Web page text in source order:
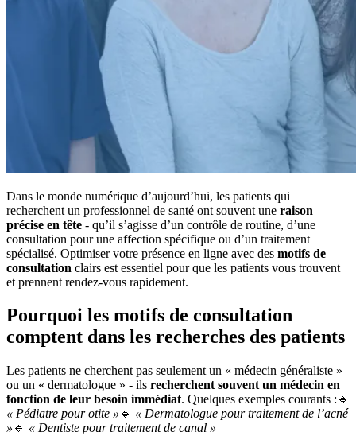
Dans le monde numérique d’aujourd’hui, les patients qui
recherchent un professionnel de santé ont souvent une raison
précise en tête - qu’il s’agisse d’un contrôle de routine, d’une
consultation pour une affection spécifique ou d’un traitement
spécialisé. Optimiser votre présence en ligne avec des motifs de
consultation clairs est essentiel pour que les patients vous trouvent
et prennent rendez-vous rapidement.
Pourquoi les motifs de consultation
comptent dans les recherches des patients
Les patients ne cherchent pas seulement un « médecin généraliste »
ou un « dermatologue » - ils recherchent souvent un médecin en
fonction de leur besoin immédiat. Quelques exemples courants :🔹
« Pédiatre pour otite » 🔹 « Dermatologue pour traitement de l’acné
» 🔹 « Dentiste pour traitement de canal »